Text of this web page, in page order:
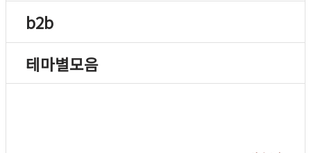
b2b
테마별모음